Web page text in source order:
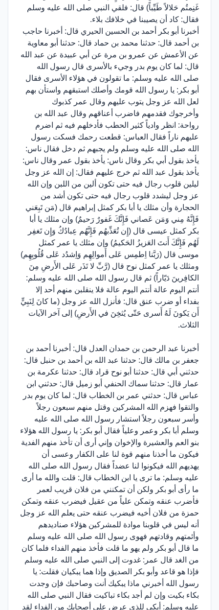
غَنِمتُم حَلالاً طَيِّباً) قال: فلقي النبي صلى الله عليه وسلم
فقال: كاد أن يصيبنا في خلافك بلاء.
أخبرنا أبو بكر أحمد بن الحسين الحيري قال: أخبرنا حاجب
بن أحمد قال: حدثنا محمد بن حماد قال: حدثنا أبو معاوية
عن الأعمش عن عمرو بن مرة عن أبي عبيدة عن عبد الله
قال: لما كان يوم بدر وجيء بالأسرى قال رسول الله
صلى الله عليه وسلم: ما تقولون في هؤلاء الأسرى فقال
أبو بكر: يا رسول الله قومك وأصلك استبقهم واستأن بهم
لعل الله عز وجل يتوب عليهم وقال عمر كذبوك
وأخرجوك فقدمهم فاضرب أعناقهم وقال عبد الله بن
رواحة: انظر وادياً كثير الحطب فأدخلهم فيه ثم اضرم
عليهم ناراً فقال العباس: قطعت رحمك فسكت رسول
الله صلى الله عليه وسلم ولم يجبهم ثم دخل فقال ناس:
يأخذ بقول أبي بكر وقال ناس: يأخذ بقول عمر وقال ناس:
يأخذ بقول عبد الله ثم خرج عليهم فقال: إن الله عز وجل
ليلين قلوب رجال فيه حتى تكون ألين من اللبن وإن الله
عز وجل ليشدد قلوب رجال فيه حتى تكون أشد من
الحجارة وأن مثلك يا أبا بكر كمثل إبراهيم قال (مَن تَبِعَني
فَإِنَّهُ مِني وَمَن عَصاني فَإِنَّكَ غَفورٌ رَحيمٌ) وإن مثلك يا أبا
بكر كمثل عيسى قال (إِن تُعَذِّبهُم فَإِنَّهُم عِبادُكُ وَإِن تَغفِر
لَهُم فَإِنَّكَ أَنتَ العَزيزُ الحَكيمُ) وإن مثلك يا عمر كمثل
موسى قال (رَبَّنا اِطمِس عَلى أَموالِهِم وَاِشدُد عَلى قُلُوبِهِم)
ومثلك يا عمر كمثل نوح قال (رَّبِّ لا تَذَر عَلى الأَرضِ مِنَ
الكافِرينَ دَيّاراً) ثم قال رسول الله صلى الله عليه وسلم:
أنتم اليوم عالة أنتم اليوم عالة فلا ينقلبن منهم أحد إلا
بفداء أو ضرب عنق قال: فأنزل الله عز وجل (ما كانَ لِنَبِيٍّ
أَن يَكونَ لَهُ أَسرى حَتّى يُثخِنَ في الأَرضِ) إلى آخر الآيات
الثلاث.
أخبرنا عبد الرحمن بن حمدان العدل قال: أخبرنا أحمد بن
جعفر بن مالك قال: حدثنا عبد الله بن أحمد بن حنبل قال:
حدثني أبي قال: حدثنا أبو نوح قراد قال: حدثنا عكرمة بن
عمار قال: حدثنا سماك الحنفي أبو زميل قال: حدثني ابن
عباس قال: حدثني عمر بن الخطاب قال: لما كان يوم بدر
والتقوا فهزم الله المشركين وقتل منهم سبعون رجلاً
وأسر سبعون رجلاً استشار رسول الله صلى الله عليه
وسلم أبا بكر وعمر وعلياً فقال أبو بكر: يا رسول الله هؤلاء
بنو العم والعشيرة والإخوان وإني أرى أن تأخذ منهم الفدية
فيكون ما أخذنا منهم قوة لنا على الكفار وعسى أن
يهديهم الله فيكونوا لنا عضداً فقال رسول الله صلى الله
عليه وسلم: ما ترى يا ابن الخطاب قال: قلت والله ما أرى
ما رأى أبو بكر ولكن أن تمكنني من فلان قريب لعمر
فأضرب عنقه وتمكن علياً من عقيل فيضرب عنقه وتمكن
حمزة من فلان أخيه فيضرب عنقه حتى يعلم الله عز وجل
أنه ليس في قلوبنا موادة للمشركين هؤلاء صناديدهم
وأئمتهم وقادتهم فهوى رسول الله صلى الله عليه وسلم
ما قال أبو بكر ولم يهو ما قلت فأخذ منهم الفداء فلما كان
من الغد قال عمر: غدوت إلى النبي صلى الله عليه وسلم
فإذا هو قاعد وأبو بكر الصديق وإذا هما يبكيان فقلت: يا
رسول الله أخبرني ماذا يبكيك أنت وصاحبك فإن وجدت
بكاء بكيت وإن لم أجد بكاء تباكيت فقال النبي صلى الله
عليه وسلم: أبكي للذي عرض على أصحابك من الفداء لقد